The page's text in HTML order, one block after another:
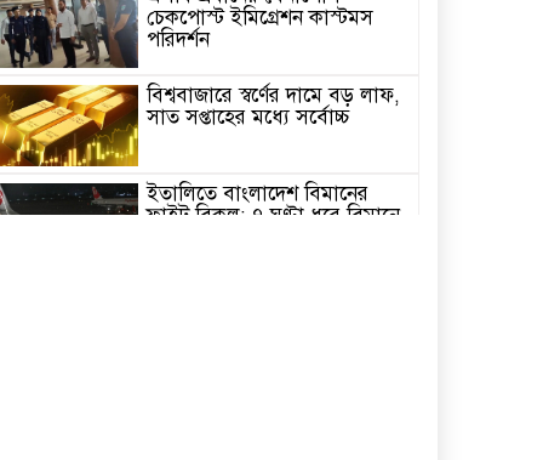
চেকপোস্ট ইমিগ্রেশন কাস্টমস
পরিদর্শন
বিশ্ববাজারে স্বর্ণের দামে বড় লাফ,
সাত সপ্তাহের মধ্যে সর্বোচ্চ
ইতালিতে বাংলাদেশ বিমানের
ফ্লাইট বিকল: ৭ ঘণ্টা ধরে বিমানে